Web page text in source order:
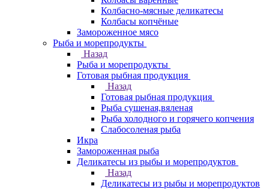
Колбасно-мясные деликатесы
Колбасы копчёные
Замороженное мясо
Рыба и морепродукты
Назад
Рыба и морепродукты
Готовая рыбная продукция
Назад
Готовая рыбная продукция
Рыба сушеная,вяленая
Рыба холодного и горячего копчения
Слабосоленая рыба
Икра
Замороженная рыба
Деликатесы из рыбы и морепродуктов
Назад
Деликатесы из рыбы и морепродуктов